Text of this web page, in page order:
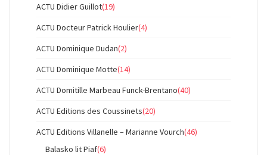
ACTU Didier Guillot(19)
ACTU Docteur Patrick Houlier(4)
ACTU Dominique Dudan(2)
ACTU Dominique Motte(14)
ACTU Domitille Marbeau Funck-Brentano(40)
ACTU Editions des Coussinets(20)
ACTU Editions Villanelle – Marianne Vourch(46)
Balasko lit Piaf(6)